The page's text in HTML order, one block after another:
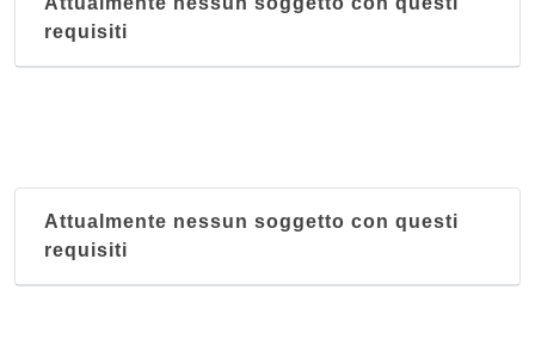
requisiti
Attualmente nessun soggetto con questi
requisiti